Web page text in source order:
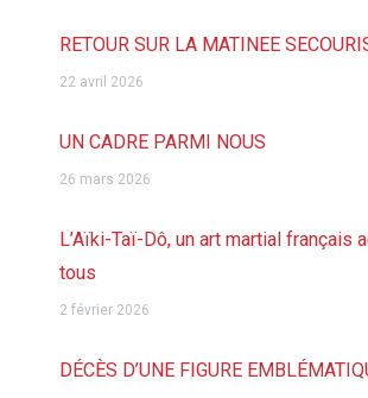
RETOUR SUR LA MATINEE
22 avril 2026
UN CADRE PARMI NOUS
26 mars 2026
L’Aïki-Taï-Dô, un art martial français
tous
2 février 2026
DÉCÈS D’UNE FIGURE